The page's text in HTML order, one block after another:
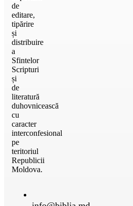
de
editare,
tipărire
și
distribuire
a
Sfintelor
Scripturi
și
de
literatură
duhovnicească
cu
caracter
interconfesional
pe
teritoriul
Republicii
Moldova.